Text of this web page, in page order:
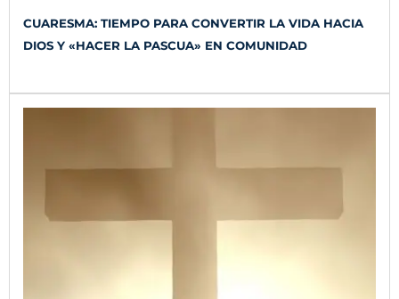
CUARESMA: TIEMPO PARA CONVERTIR LA VIDA HACIA
DIOS Y «HACER LA PASCUA» EN COMUNIDAD